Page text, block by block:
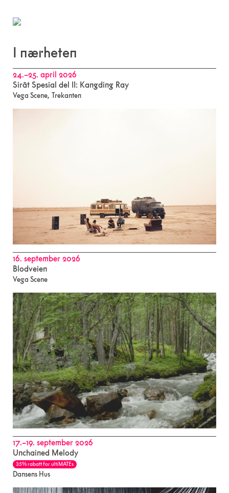
I nærheten
24.–25. april 2026
Sirāt Spesial del II: Kangding Ray
Vega Scene,Trekanten
16. september 2026
Blodveien
Vega Scene
17.–19. september 2026
Unchained Melody
35% rabatt for ultiMATEs
Dansens Hus